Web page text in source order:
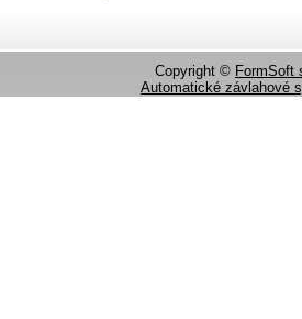
Copyright © FormSoft
Automatické závlahové